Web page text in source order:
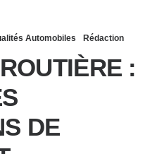
Automobiles Rédaction
:
DE